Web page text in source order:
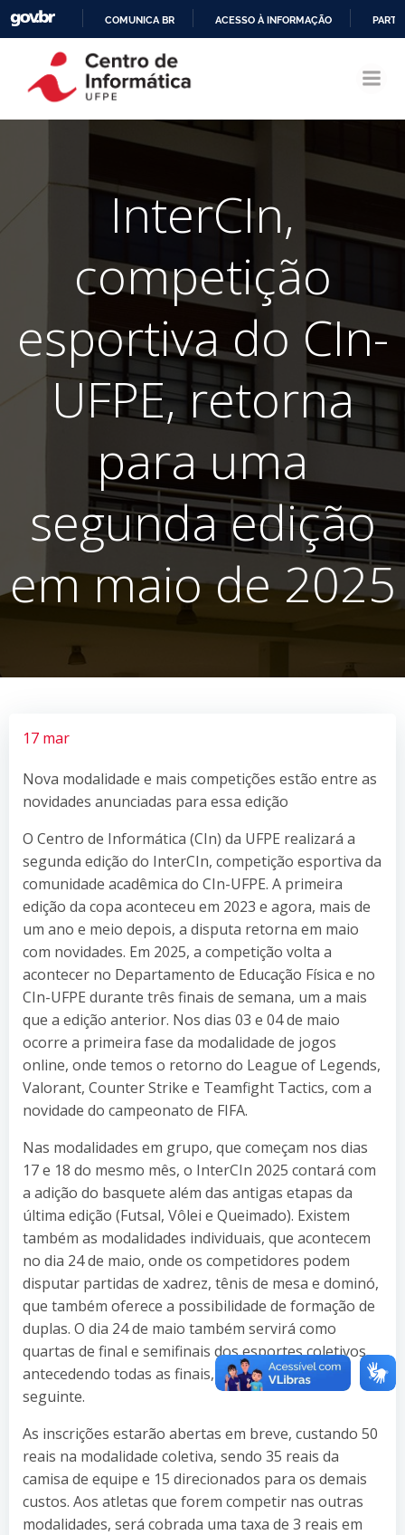
CONTEÚDO
COMUNICA BR ACESSO À INFORMAÇÃO
InterCIn,
competição
esportiva do CIn-
UFPE, retorna
para uma
segunda edição
em maio de 2025
17 mar
Nova modalidade e mais competições estão entre as
novidades anunciadas para essa edição
O Centro de Informática (CIn) da UFPE realizará a
segunda edição do InterCIn, competição esportiva da
comunidade acadêmica do CIn-UFPE. A primeira
edição da copa aconteceu em 2023 e agora, mais de
um ano e meio depois, a disputa retorna em maio
com novidades. Em 2025, a competição volta a
acontecer no Departamento de Educação Física e no
CIn-UFPE durante três finais de semana, um a mais
que a edição anterior. Nos dias 03 e 04 de maio
ocorre a primeira fase da modalidade de jogos
online, onde temos o retorno do League of Legends,
Valorant, Counter Strike e Teamfight Tactics, com a
novidade do campeonato de FIFA.
Nas modalidades em grupo, que começam nos dias
17 e 18 do mesmo mês, o InterCIn 2025 contará com
a adição do basquete além das antigas etapas da
última edição (Futsal, Vôlei e Queimado). Existem
também as modalidades individuais, que acontecem
no dia 24 de maio, onde os competidores podem
disputar partidas de xadrez, tênis de mesa e dominó,
que também oferece a possibilidade de formação de
duplas. O dia 24 de maio também servirá como
quartas de final e semifinais dos esportes coletivos,
antecedendo todas as finais, que ocorrem no dia
seguinte.
As inscrições estarão abertas em breve, custando 50
reais na modalidade coletiva, sendo 35 reais da
camisa de equipe e 15 direcionados para os demais
custos. Aos atletas que forem competir nas outras
modalidades, será cobrada uma taxa de 3 reais em